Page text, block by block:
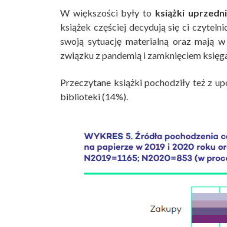
W większości były to książki
książek częściej decydują się ci
swoją sytuację materialną oraz mają
związku z pandemią i zamknięciem
Przeczytane książki pochodziły też z
biblioteki (14%).